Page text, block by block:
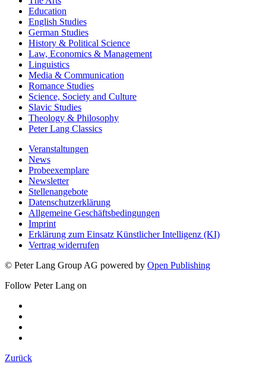
Education
English Studies
German Studies
History & Political Science
Law, Economics & Management
Linguistics
Media & Communication
Romance Studies
Science, Society and Culture
Slavic Studies
Theology & Philosophy
Peter Lang Classics
Veranstaltungen
News
Probeexemplare
Newsletter
Stellenangebote
Datenschutzerklärung
Allgemeine Geschäftsbedingungen
Imprint
Erklärung zum Einsatz Künstlicher Intelligenz (KI)
Vertrag widerrufen
© Peter Lang Group AG powered by Open Publishing
Follow Peter Lang on
Zurück